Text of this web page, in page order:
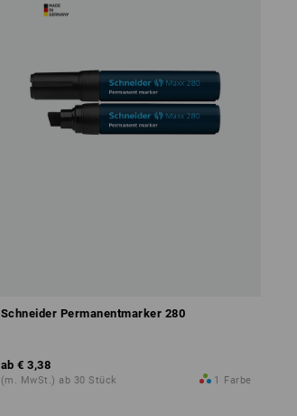
Schneider Permanentmarker 280
ab € 3,38
(m. MwSt.) ab 30 Stück 1 Farbe